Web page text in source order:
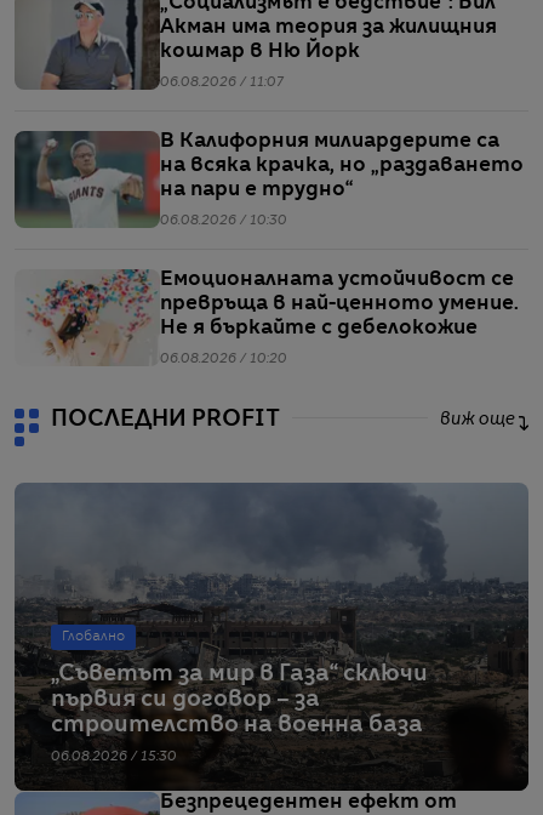
Акман има теория за жилищния
кошмар в Ню Йорк
06.08.2026 / 11:07
В Калифорния милиардерите са
на всяка крачка, но „раздаването
на пари е трудно“
06.08.2026 / 10:30
Емоционалната устойчивост се
превръща в най-ценното умение.
Не я бъркайте с дебелокожие
06.08.2026 / 10:20
ПОСЛЕДНИ PROFIT виж още
Глобално
„Съветът за мир в Газа“ сключи
първия си договор – за
строителство на военна база
06.08.2026 / 15:30
Безпрецедентен ефект от